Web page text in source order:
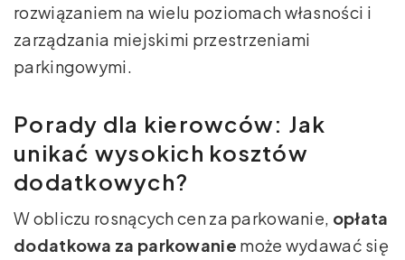
rozwiązaniem na wielu poziomach własności i
zarządzania miejskimi przestrzeniami
parkingowymi.
Porady dla kierowców: Jak
unikać wysokich kosztów
dodatkowych?
W obliczu rosnących cen za parkowanie, opłata
dodatkowa za parkowanie może wydawać się